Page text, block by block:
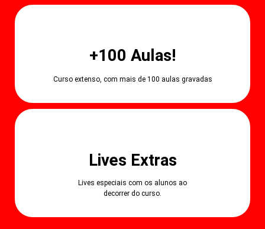
+100 Aulas!
Curso extenso, com mais de 100 aulas gravadas
Lives Extras
Lives especiais com os alunos ao
decorrer do curso.